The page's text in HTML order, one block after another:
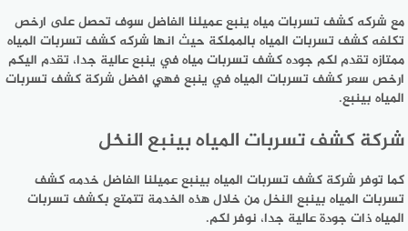
مع شركه كشف تسربات مياه ينبع عميلنا الفاضل سوف تحصل على ارخص
تكلفه كشف تسربات المياه بالمملكة حيث انها شركه كشف تسربات المياه
ممتازه تقدم لكم جوده كشف تسربات مياه في ينبع عالية جدا، تقدم اليكم
ارخص سعر كشف تسربات المياه في ينبع فهي افضل شركة كشف تسربات
المياه بينبع.
شركة كشف تسربات المياه بينبع النخل
كما توفر شركة كشف تسربات المياه بينبع عميلنا الفاضل خدمه كشف
تسربات المياه بينبع النخل من خلال هذه الخدمة تتمتع بكشف تسربات
المياه ذات جودة عالية جدا، نوفر لكم.